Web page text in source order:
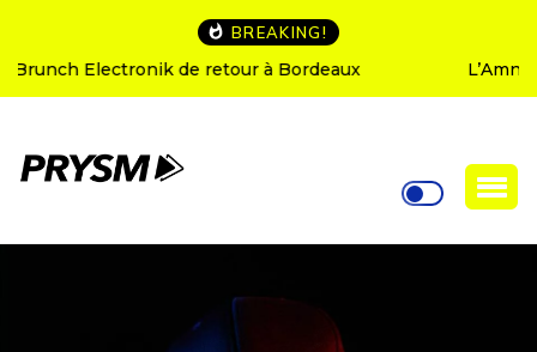
BREAKING!
L’Amnesia Ibiza fête ses 50 ans : le programme des
soirées d’ouverture